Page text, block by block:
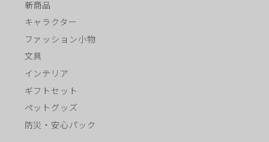
新商品
キャラクター
ファッション小物
文具
インテリア
ギフトセット
ペットグッズ
防災・安心パック